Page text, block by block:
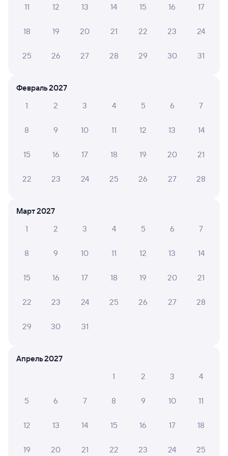
А ещё здесь можно найти
Обратные билеты из Кайсацкой в Аткарск
Отели
11 12 13 14 15 16 17
18 19 20 21 22 23 24
25 26 27 28 29 30 31
Февраль 2027
1
2 3 4 5 6 7
8 9 10 11 12 13 14
15 16 17 18 19 20 21
22 23 24 25 26 27 28
Март 2027
1
2 3 4 5 6 7
8 9 10 11 12 13 14
15 16 17 18 19 20 21
22 23 24 25 26 27 28
29 30 31
Апрель 2027
1
2 3 4
5 6 7 8 9 10 11
12 13 14 15 16 17 18
19 20 21 22 23 24 25